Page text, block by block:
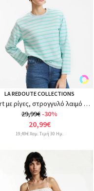
LA REDOUTE COLLECTIONS
Τ-shirt με ρίγες, στρογγυλό λαιμό και μακριά μανίκια
29,99€ -30%
20,99€
19,49€ Χαμ. Τιμή 30 Ημ.